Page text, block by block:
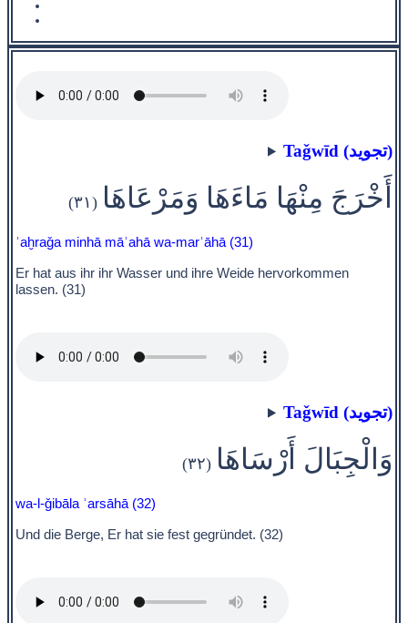
Taǧwīd (تجويد)
أَخْرَجَ مِنْهَا مَاءَهَا وَمَرْعَاهَا (٣١)
ʾaḫraǧa minhā māʾahā wa-marʿāhā (31)
Er hat aus ihr ihr Wasser und ihre Weide hervorkommen
lassen. (31)
Taǧwīd (تجويد)
وَالْجِبَالَ أَرْسَاهَا (٣٢)
wa-l-ǧibāla ʾarsāhā (32)
Und die Berge, Er hat sie fest gegründet. (32)